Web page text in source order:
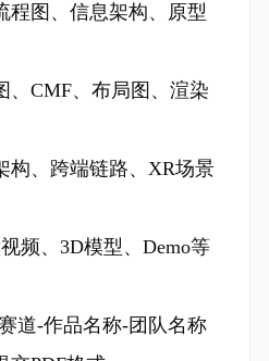
图、信息架构、原型
CMF、布局图、渲染
、跨端链路、XR场景
频、3D模型、Demo等
道-作品名称-团队名称